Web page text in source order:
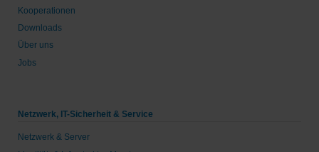
Kooperationen
Downloads
Über uns
Jobs
Netzwerk, IT-Sicherheit & Service
Netzwerk & Server